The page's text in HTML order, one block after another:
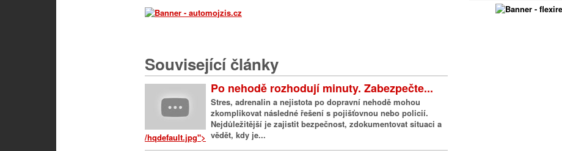
Související články
/hqdefault.jpg">
Po nehodě rozhodují minuty. Zabezpečte...
Stres, adrenalin a nejistota po dopravní nehodě mohou
zkomplikovat následné řešení s pojišťovnou nebo policií.
Nejdůležitější je zajistit bezpečnost, zdokumentovat situaci a
vědět, kdy je...